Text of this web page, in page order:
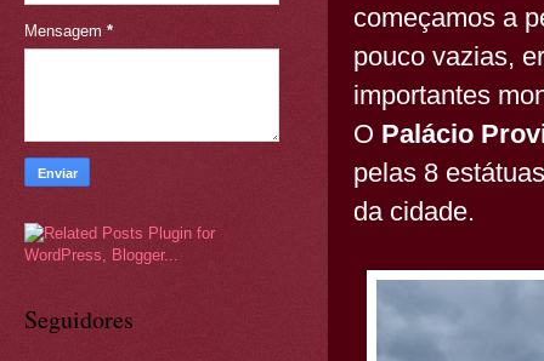
começamos a
pouco vazias,
importantes
O Palácio
pelas 8
da cidade.
Mensagem *
Seguidores